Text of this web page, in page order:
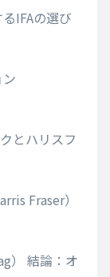
IFAの選び
とハリスフ
Fraser）
） 結論：オ